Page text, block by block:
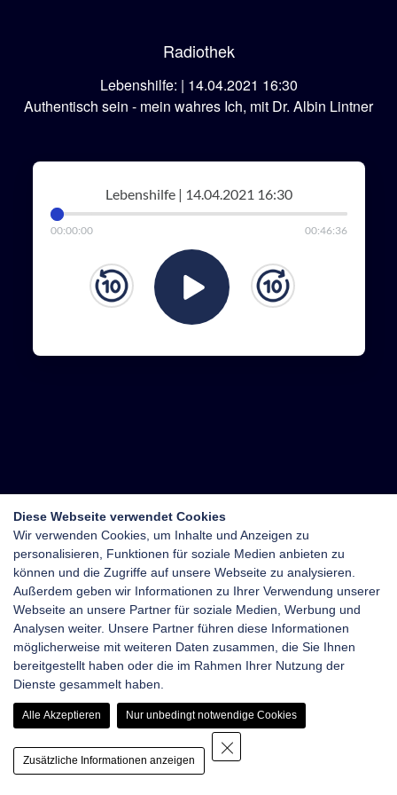
Radiothek
Lebenshilfe: | 14.04.2021 16:30
Authentisch sein - mein wahres Ich, mit Dr. Albin Lintner
Lebenshilfe | 14.04.2021 16:30
00:00:00 00:46:36
Diese Webseite verwendet Cookies
Wir verwenden Cookies, um Inhalte und Anzeigen zu
personalisieren, Funktionen für soziale Medien anbieten zu
können und die Zugriffe auf unsere Webseite zu analysieren.
Außerdem geben wir Informationen zu Ihrer Verwendung unserer
Webseite an unsere Partner für soziale Medien, Werbung und
Analysen weiter. Unsere Partner führen diese Informationen
möglicherweise mit weiteren Daten zusammen, die Sie Ihnen
bereitgestellt haben oder die im Rahmen Ihrer Nutzung der
Dienste gesammelt haben.
Alle Akzeptieren Nur unbedingt notwendige Cookies
Zusätzliche Informationen anzeigen